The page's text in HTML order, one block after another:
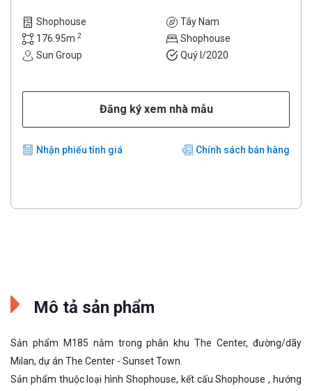
Shophouse
Tây Nam
176.95m 2
Shophouse
Sun Group
Quý I/2020
Đăng ký xem nhà mẫu
Nhận phiếu tính giá Chính sách bán hàng
Mô tả sản phẩm
Sản phẩm M185 nằm trong phân khu The Center, đường/dãy
Milan, dự án The Center - Sunset Town.
Sản phẩm thuộc loại hình Shophouse, kết cấu Shophouse , hướng